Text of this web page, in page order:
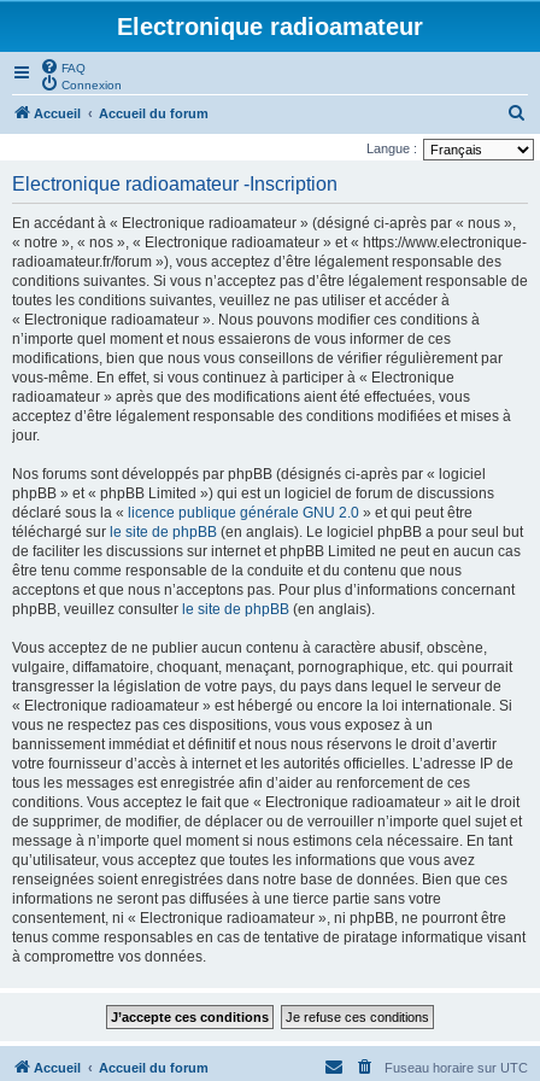
Electronique radioamateur
FAQ
Connexion
Accueil Accueil du forum
e
Langue :
Electronique radioamateur -Inscription
En accédant à « Electronique radioamateur » (désigné ci-après par « nous »,
« notre », « nos », « Electronique radioamateur » et « https://www.electronique-
radioamateur.fr/forum »), vous acceptez d’être légalement responsable des
conditions suivantes. Si vous n’acceptez pas d’être légalement responsable de
toutes les conditions suivantes, veuillez ne pas utiliser et accéder à
« Electronique radioamateur ». Nous pouvons modifier ces conditions à
n’importe quel moment et nous essaierons de vous informer de ces
modifications, bien que nous vous conseillons de vérifier régulièrement par
vous-même. En effet, si vous continuez à participer à « Electronique
radioamateur » après que des modifications aient été effectuées, vous
acceptez d’être légalement responsable des conditions modifiées et mises à
jour.
Nos forums sont développés par phpBB (désignés ci-après par « logiciel
phpBB » et « phpBB Limited ») qui est un logiciel de forum de discussions
déclaré sous la « licence publique générale GNU 2.0 » et qui peut être
téléchargé sur le site de phpBB (en anglais). Le logiciel phpBB a pour seul but
de faciliter les discussions sur internet et phpBB Limited ne peut en aucun cas
être tenu comme responsable de la conduite et du contenu que nous
acceptons et que nous n’acceptons pas. Pour plus d’informations concernant
phpBB, veuillez consulter le site de phpBB (en anglais).
Vous acceptez de ne publier aucun contenu à caractère abusif, obscène,
vulgaire, diffamatoire, choquant, menaçant, pornographique, etc. qui pourrait
transgresser la législation de votre pays, du pays dans lequel le serveur de
« Electronique radioamateur » est hébergé ou encore la loi internationale. Si
vous ne respectez pas ces dispositions, vous vous exposez à un
bannissement immédiat et définitif et nous nous réservons le droit d’avertir
votre fournisseur d’accès à internet et les autorités officielles. L’adresse IP de
tous les messages est enregistrée afin d’aider au renforcement de ces
conditions. Vous acceptez le fait que « Electronique radioamateur » ait le droit
de supprimer, de modifier, de déplacer ou de verrouiller n’importe quel sujet et
message à n’importe quel moment si nous estimons cela nécessaire. En tant
qu’utilisateur, vous acceptez que toutes les informations que vous avez
renseignées soient enregistrées dans notre base de données. Bien que ces
informations ne seront pas diffusées à une tierce partie sans votre
consentement, ni « Electronique radioamateur », ni phpBB, ne pourront être
tenus comme responsables en cas de tentative de piratage informatique visant
à compromettre vos données.
Accueil Accueil du forum Fuseau horaire sur UTC